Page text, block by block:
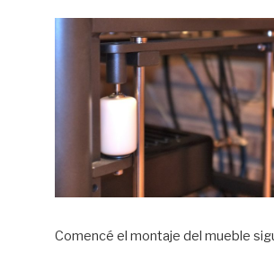
Comencé el montaje del mueble